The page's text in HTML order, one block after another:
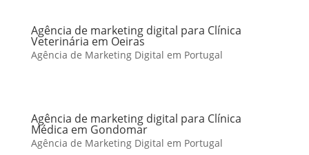
Agência de marketing digital para Clínica
Veterinária em Oeiras
Agência de Marketing Digital em Portugal
Agência de marketing digital para Clínica
Médica em Gondomar
Agência de Marketing Digital em Portugal